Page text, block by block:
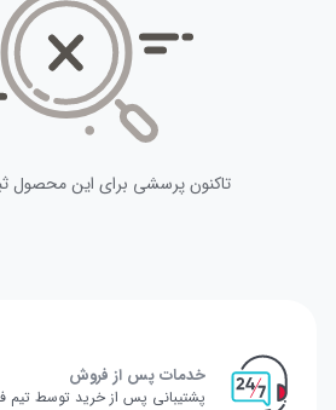
تاکنون پرسشی برای این
خدمات پس از فروش
پشتیبانی پس از خرید توسط تیم